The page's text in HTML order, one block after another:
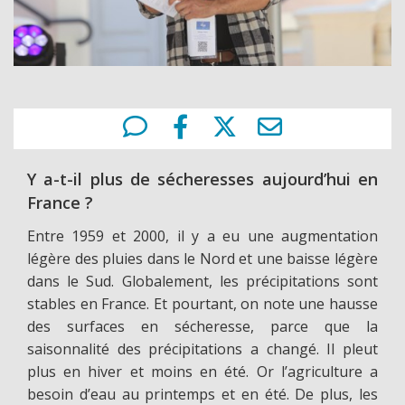
Y a-t-il plus de sécheresses aujourd’hui en
France ?
Entre 1959 et 2000, il y a eu une augmentation
légère des pluies dans le Nord et une baisse légère
dans le Sud. Globalement, les précipitations sont
stables en France. Et pourtant, on note une hausse
des surfaces en sécheresse, parce que la
saisonnalité des précipitations a changé. Il pleut
plus en hiver et moins en été. Or l’agriculture a
besoin d’eau au printemps et en été. De plus, les